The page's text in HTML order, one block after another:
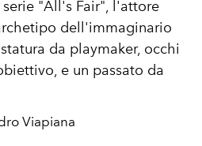
"All's Fair", l'attore
dell'immaginario
da playmaker, occhi
e un passato da
Viapiana